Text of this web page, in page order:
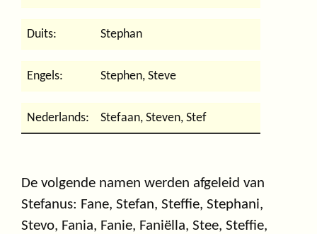
Duits: Stephan
Engels: Stephen, Steve
Nederlands: Stefaan, Steven, Stef
De volgende namen werden afgeleid van
Stefanus: Fane, Stefan, Steffie, Stephani,
Stevo, Fania, Fanie, Faniëlla, Stee, Steffie,